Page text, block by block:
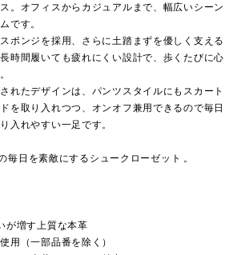
。オフィスからカジュアルまで、幅広いシーン
です。
ポンジを採用、さらに土踏まずを優しく支える
時間履いても疲れにくい設計で、歩くたびに心
れたデザインは、パンツスタイルにもスカート
を取り入れつつ、オンオフ兼用できるので毎日
入れやすい一足です。
毎日を素敵にするシュークローゼット 。
が増す上質な本革
用（一部品番を除く）